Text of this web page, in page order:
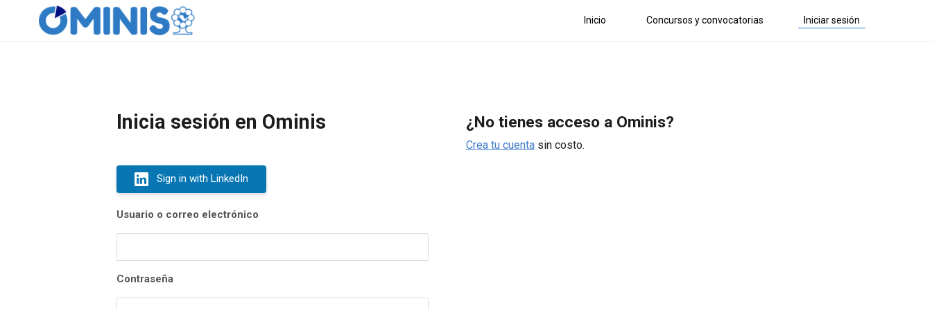
Inicio Concursos y convocatorias Iniciar sesión
Inicia sesión en Ominis
Sign in with LinkedIn
Usuario o correo electrónico
Contraseña
¿No tienes acceso a Ominis?
Crea tu cuenta sin costo.